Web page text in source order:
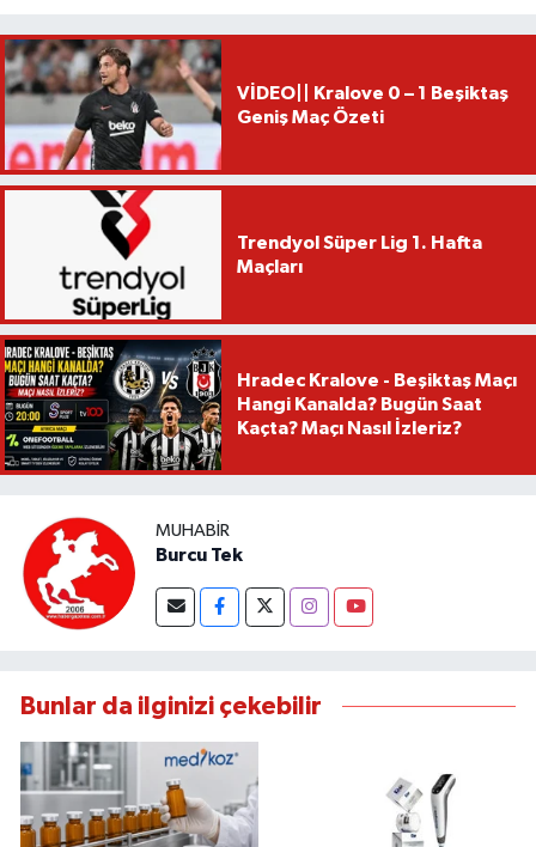
VİDEO|| Kralove 0 – 1 Beşiktaş
Geniş Maç Özeti
Trendyol Süper Lig 1. Hafta
Maçları
Hradec Kralove - Beşiktaş Maçı
Hangi Kanalda? Bugün Saat
Kaçta? Maçı Nasıl İzleriz?
MUHABIR
Burcu Tek
Bunlar da ilginizi çekebilir